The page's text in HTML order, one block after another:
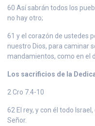
60 Así sabrán todos los
no hay otro;
61 y el corazón de ustedes
nuestro Dios, para caminar
mandamientos, como en el
Los sacrificios de la
2 Cro 7.4-10
62 El rey, y con él todo
Señor.